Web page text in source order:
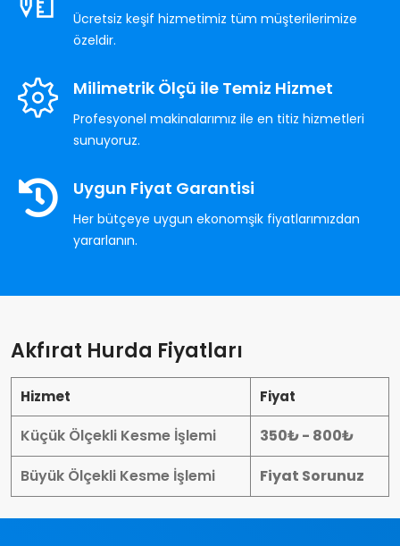
Ücretsiz keşif hizmetimiz tüm müşterilerimize
özeldir.
Milimetrik Ölçü ile Temiz Hizmet
Profesyonel makinalarımız ile en titiz hizmetleri
sunuyoruz.
Uygun Fiyat Garantisi
Her bütçeye uygun ekonomşik fiyatlarımızdan
yararlanın.
Akfırat Hurda Fiyatları
Hizmet Fiyat
Küçük Ölçekli Kesme İşlemi
350₺ - 800₺
Büyük Ölçekli Kesme İşlemi
Fiyat Sorunuz